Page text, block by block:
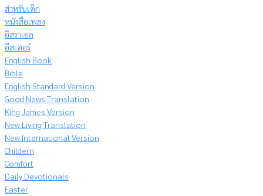
สำหรับเด็ก
หนังสือเพลง
อิสราเอล
อีสเตอร์
English Book
Bible
English Standard Version
Good News Translation
King James Version
New Living Translation
New International Version
Childern
Comfort
Daily Devotionals
Easter